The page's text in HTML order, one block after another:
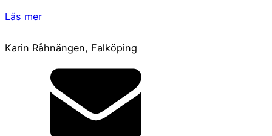
Läs mer
Karin Råhnängen, Falköping